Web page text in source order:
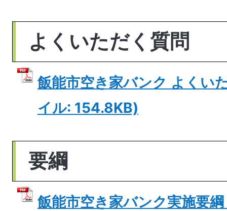
よくいただく質問
飯能市空き家バンク よくい
イル: 154.8KB)
要綱
飯能市空き家バンク実施要